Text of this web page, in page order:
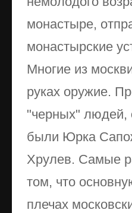
монастыре,
монастырские
Многие из
руках оружие.
"черных" людей,
были Юрка
Хрулев. Самые
том, что
плечах